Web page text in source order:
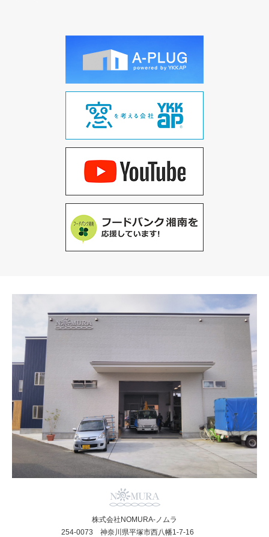
株式会社NOMURA-ノムラ
254-0073 神奈川県平塚市西八幡1-7-16